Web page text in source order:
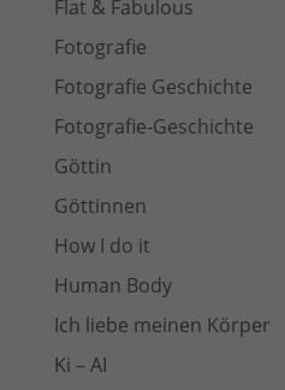
Flat & Fabulous
Fotografie
Fotografie Geschichte
Fotografie-Geschichte
Göttin
Göttinnen
How I do it
Human Body
Ich liebe meinen Körper
Ki – AI